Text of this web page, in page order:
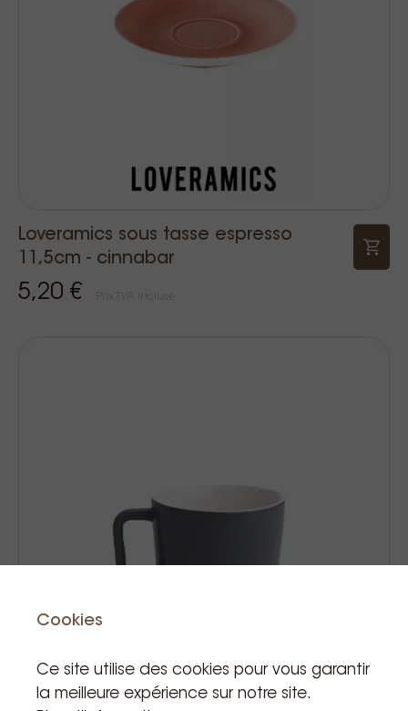
Loveramics sous tasse espresso
11,5cm - cinnabar
5,20 €
Cookies
Ce site utilise des cookies pour vous garantir
la meilleure expérience sur notre site.